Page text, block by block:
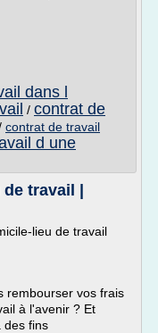
dans l
/ contrat de
contrat de travail
d une
travail |
lieu de travail
rembourser vos frais
à l'avenir ? Et
des fins